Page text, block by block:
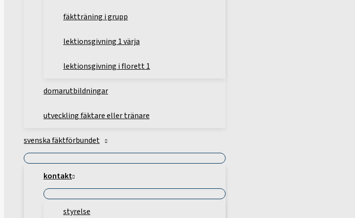
fäktträning i grupp
lektionsgivning 1 värja
lektionsgivning i florett 1
domarutbildningar
utveckling fäktare eller tränare
svenska fäktförbundet
kontakt
styrelse